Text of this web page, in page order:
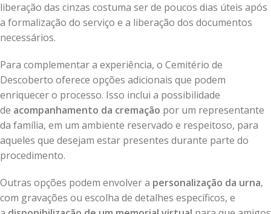
liberação das cinzas costuma ser de poucos dias úteis após
a formalização do serviço e a liberação dos documentos
necessários.
Para complementar a experiência, o Cemitério de
Descoberto oferece opções adicionais que podem
enriquecer o processo. Isso inclui a possibilidade
de acompanhamento da cremação por um representante
da família, em um ambiente reservado e respeitoso, para
aqueles que desejam estar presentes durante parte do
procedimento.
Outras opções podem envolver a personalização da urna,
com gravações ou escolha de detalhes específicos, e